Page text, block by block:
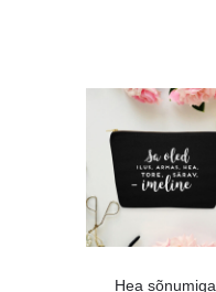
Hea sõnumiga